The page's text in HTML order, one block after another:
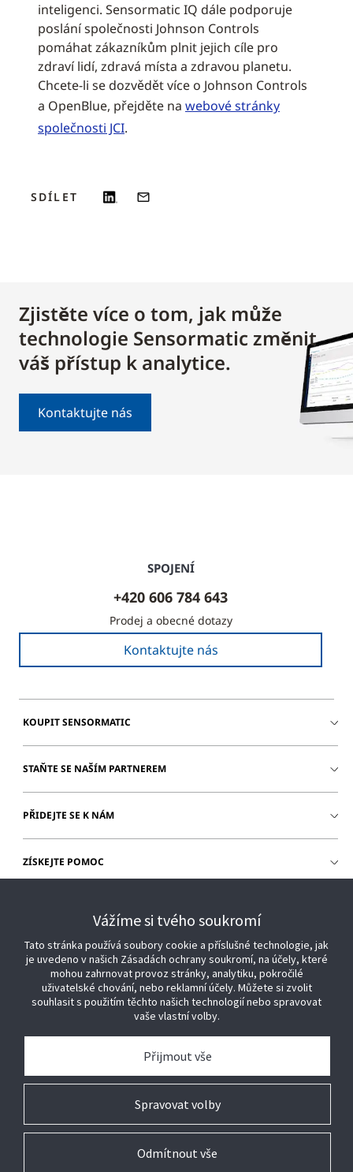
inteligenci. Sensormatic IQ dále podporuje
poslání společnosti Johnson Controls
pomáhat zákazníkům plnit jejich cíle pro
zdraví lidí, zdravá místa a zdravou planetu.
Chcete-li se dozvědět více o Johnson Controls
a OpenBlue, přejděte na webové stránky
společnosti JCI.
SDÍLET
Zjistěte více o tom, jak může
technologie Sensormatic změnit
váš přístup k analytice.
Kontaktujte nás
SPOJENÍ
+420 606 784 643
Prodej a obecné dotazy
Kontaktujte nás
KOUPIT SENSORMATIC
STAŇTE SE NAŠÍM PARTNEREM
PŘIDEJTE SE K NÁM
ZÍSKEJTE POMOC
Vážíme si tvého soukromí
Tato stránka používá soubory cookie a příslušné technologie, jak
je uvedeno v našich Zásadách ochrany soukromí, na účely, které
mohou zahrnovat provoz stránky, analytiku, pokročilé
uživatelské chování, nebo reklamní účely. Můžete si zvolit
souhlasit s použitím těchto našich technologií nebo spravovat
vaše vlastní volby.
Spravovat volby
Přijmout vše
Odmítnout vše